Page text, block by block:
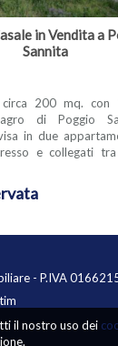
in Vendita a
Sannita
200 mq. con
di Poggio
in due
e collegati
- P.IVA
il nostro uso dei